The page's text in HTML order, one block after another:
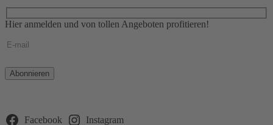
Hier anmelden und von tollen Angeboten profitieren!
Bitte
lasse
leer.
Facebook Instagram